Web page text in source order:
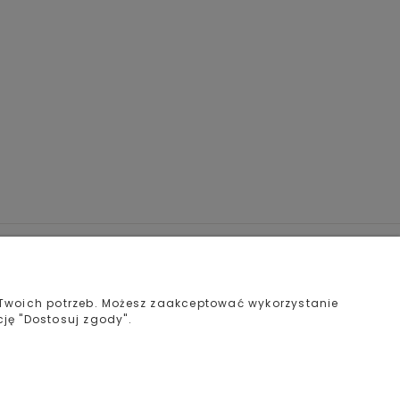
+48 721 113 113
+48 726 113 113
potrzeb. Możesz zaakceptować wykorzystanie
"Dostosuj zgody".